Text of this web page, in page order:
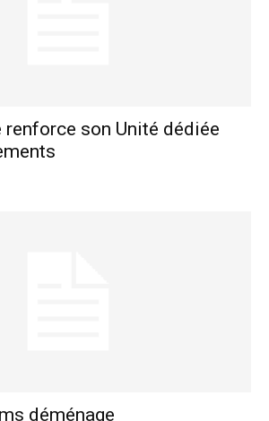
renforce son Unité dédiée
déménage